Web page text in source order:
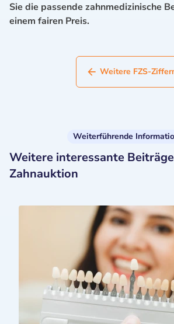
Sie die passende zahnmedizinische
einem fairen Preis.
Weitere FZS-
Weiterführende
Weitere interessante
Zahnauktion